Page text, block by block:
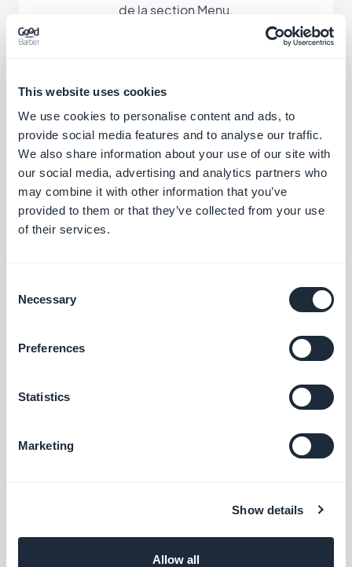
This website uses cookies
We use cookies to personalise content and ads, to
provide social media features and to analyse our traffic.
We also share information about your use of our site with
our social media, advertising and analytics partners who
may combine it with other information that you’ve
provided to them or that they’ve collected from your use
of their services.
Selection
Necessary
Preferences
Statistics
Marketing
Show details
Allow all
de la section Menu.
Extensions associées
Formulaire
l’intégration Formulaire de GoodBarber.
intégré à votre app. Interagissez avec votre
Simplifiez la création de contenu avec